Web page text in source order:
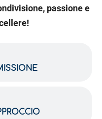
passione e